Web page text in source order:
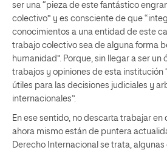
ser una “pieza de este fantástico
colectivo” y es consciente de que
conocimientos a una entidad de este
trabajo colectivo sea de alguna forma
humanidad”. Porque, sin llegar a ser un
trabajos y opiniones de esta institución
útiles para las decisiones judiciales y
internacionales”.
En ese sentido, no descarta trabajar
ahora mismo están de puntera
Derecho Internacional se trata,